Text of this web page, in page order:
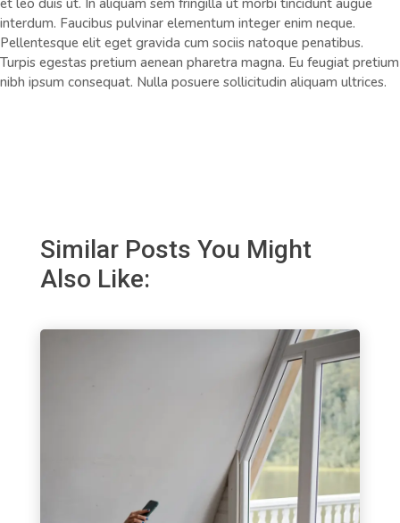
interdum. Faucibus pulvinar elementum integer enim neque.
Pellentesque elit eget gravida cum sociis natoque penatibus.
Turpis egestas pretium aenean pharetra magna. Eu feugiat pretium
nibh ipsum consequat. Nulla posuere sollicitudin aliquam ultrices.
Similar Posts You Might
Also Like: